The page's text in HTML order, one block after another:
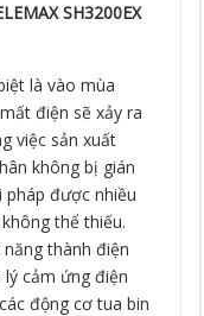
SH3200EX
là vào mùa
điện sẽ xảy ra
việc sản xuất
không bị gián
pháp được nhiều
thể thiếu.
thành điện
cảm ứng điện
động cơ tua bin